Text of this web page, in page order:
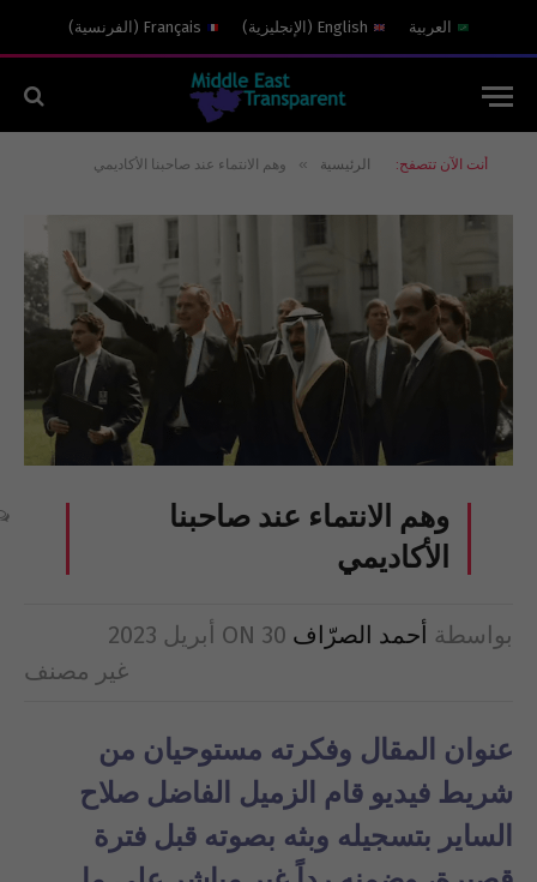
العربية English
( الإنجليزية)
Français
( الفرنسية)
أنت الآن تتصفح: الرئيسية » وهم الانتماء عند صاحبنا الأكاديمي
وهم الانتماء عند صاحبنا
الأكاديمي
بواسطة أحمد الصرّاف ON 30 أبريل 2023
غير مصنف
عنوان المقال وفكرته مستوحيان من
شريط فيديو قام الزميل الفاضل صلاح
الساير بتسجيله وبثه بصوته قبل فترة